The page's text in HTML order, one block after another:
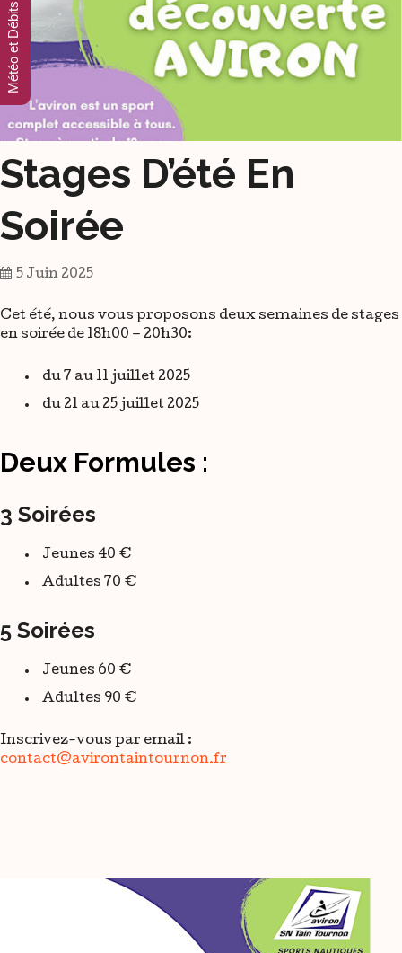
Stages D’été En
Soirée
5 Juin 2025
Cet été, nous vous proposons deux semaines de stages
en soirée de 18h00 – 20h30:
du 7 au 11 juillet 2025
du 21 au 25 juillet 2025
Deux Formules :
3 Soirées
Jeunes 40 €
Adultes 70 €
5 Soirées
Jeunes 60 €
Adultes 90 €
Inscrivez-vous par email :
contact@avirontaintournon.fr
Météo et Débits